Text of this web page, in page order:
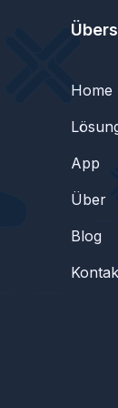
Home
App
Über
Blog